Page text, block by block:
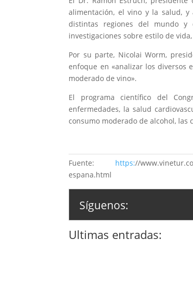
alimentación, el vino y la salud,
distintas regiones del mundo y
investigaciones sobre estilo de
Por su parte, Nicolai Worm,
enfoque en «analizar los diversos
moderado de vino».
El programa científico del
enfermedades, la salud
consumo moderado de alcohol, las
Fuente: https://
espana.html
Síguenos:
Ultimas entradas: